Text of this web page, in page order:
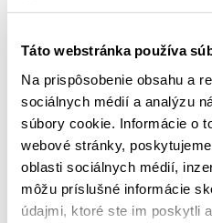
Táto webstránka používa
Na prispôsobenie obsahu a
sociálnych médií a analýzu
súbory cookie. Informácie o
webové stránky,
oblasti sociálnych médií,
môžu príslušné informácie
údajmi, ktoré ste im poskytli
mieste a pás so všitou
zaspávanie aj pohodové rána
slečny budú cítiť príjemne a
Vlastnosti:
jemnorebrovaný bavlnený
modrý podklad s hravým,
priliehavý, pohodlný strih
dolný okraj tvarovaný do
okrúhly priekrčník s tenkou
rukávy zakončené
Špecifikácia produktu
O zložení výrobku
Ako správne vybrať veľkosť
Ako ošetriť výrobok